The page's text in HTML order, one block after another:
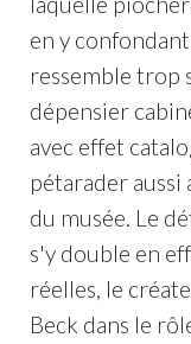
en y
ressemble trop
dépensier
avec effet
pétarader
du musée. Le
s'y double en
réelles, le
Beck dans le